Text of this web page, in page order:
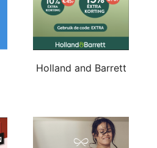
Holland and Barrett